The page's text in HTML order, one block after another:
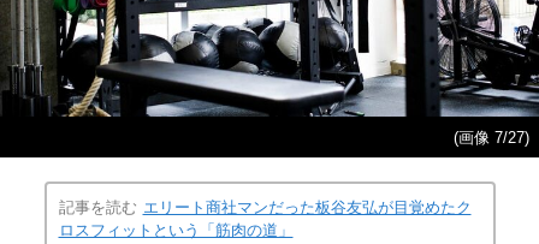
(画像 7/27)
記事を読む エリート商社マンだった板谷友弘が目覚めたク
ロスフィットという「筋肉の道」